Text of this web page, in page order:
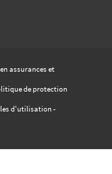
assurances et
de protection
d'utilisation-